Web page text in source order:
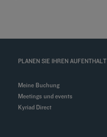
PLANEN SIE IHREN AUFENTHALT
Meine Buchung
Meetings und events
Kyriad Direct